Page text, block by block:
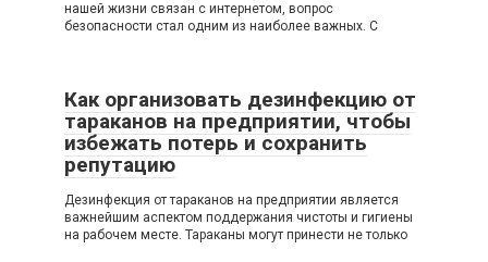
нашей жизни связан с интернетом, вопрос
безопасности стал одним из наиболее важных. С
Как организовать дезинфекцию от
тараканов на предприятии, чтобы
избежать потерь и сохранить
репутацию
Дезинфекция от тараканов на предприятии является
важнейшим аспектом поддержания чистоты и гигиены
на рабочем месте. Тараканы могут принести не только